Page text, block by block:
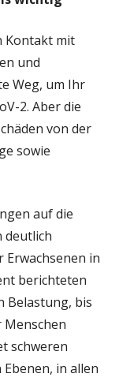
Kontakt mit
und
Weg, um Ihr
2. Aber die
von der
sowie
auf die
deutlich
Erwachsenen in
berichteten
Belastung, bis
Menschen
schweren
in allen